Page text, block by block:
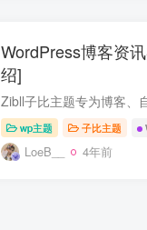
WordPress博客资
绍]
wp主题 子比主题
LoeB__ 4年前